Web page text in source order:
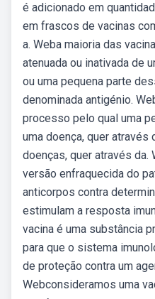
é adicionado em
em frascos de vacinas
a. Weba maioria das
atenuada ou inativada de
ou uma pequena parte
denominada antigénio.
processo pelo qual uma
uma doença, quer
doenças, quer através da.
versão enfraquecida do
anticorpos contra
estimulam a resposta
vacina é uma substância
para que o sistema
de proteção contra um
Webconsideramos uma